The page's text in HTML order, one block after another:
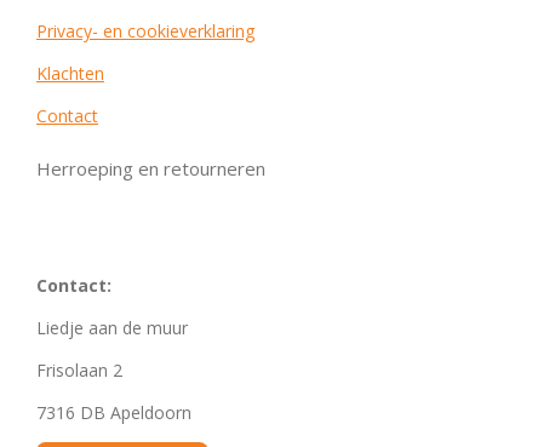
Privacy- en cookieverklaring
Klachten
Contact
Herroeping en retourneren
Contact:
Liedje aan de muur
Frisolaan 2
7316 DB Apeldoorn